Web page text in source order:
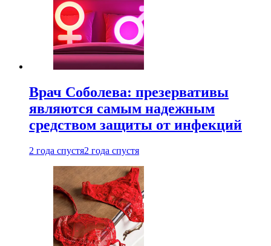
Врач Соболева: презервативы
являются самым надежным
средством защиты от инфекций
2 года спустя2 года спустя